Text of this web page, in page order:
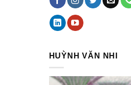
HUỲNH VĂN NHI